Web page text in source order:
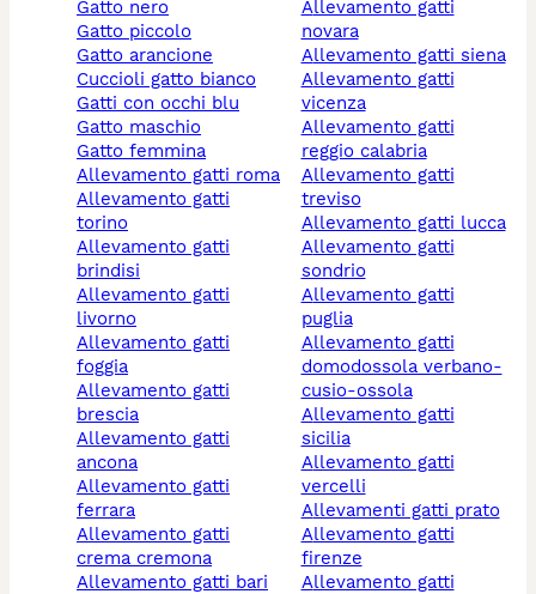
gatto nero
gatto piccolo
gatto arancione
cuccioli gatto bianco
gatti con occhi blu
gatto maschio
gatto femmina
allevamento gatti roma
allevamento gatti
torino
allevamento gatti
brindisi
allevamento gatti
livorno
allevamento gatti
foggia
allevamento gatti
brescia
allevamento gatti
ancona
allevamento gatti
ferrara
allevamento gatti
crema cremona
allevamento gatti bari
allevamento gatti
novara
allevamento gatti siena
allevamento gatti
vicenza
allevamento gatti
reggio calabria
allevamento gatti
treviso
allevamento gatti lucca
allevamento gatti
sondrio
allevamento gatti
puglia
allevamento gatti
domodossola verbano-
cusio-ossola
allevamento gatti
sicilia
allevamento gatti
vercelli
allevamenti gatti prato
allevamento gatti
firenze
allevamento gatti